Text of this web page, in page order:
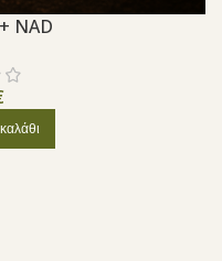
NAD